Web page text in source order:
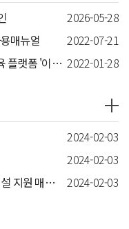
2026-05-28
매뉴얼
2022-07-21
전국장애인야학협의회 장애인평생교육 플랫폼 '이탈(E-Tal)' 오픈 2022-01-28
2024-02-03
2024-02-03
교육부 [학교형태의 장애인평생교육시설 지원 매뉴얼]​
2024-02-03